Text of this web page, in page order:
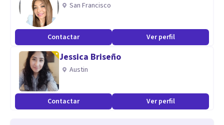
San Francisco
Contactar Ver perfil
Jessica Briseño
Austin
Contactar Ver perfil